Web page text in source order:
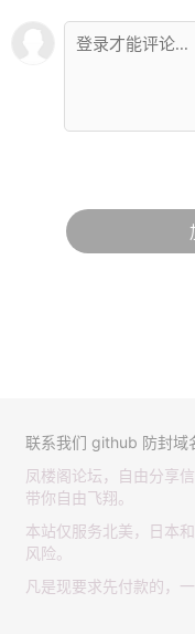
联系我们 github 防封域
凤楼阁论坛，自由分享
带你自由飞翔。
本站仅服务北美，日本
风险。
凡是现要求先付款的，